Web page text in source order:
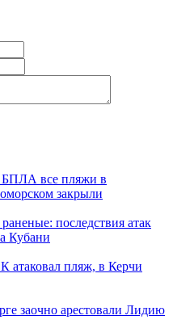
БПЛА все пляжи в
закрыли
последствия атак
Кубани
атаковал пляж, в Керчи
заочно арестовали Лидию